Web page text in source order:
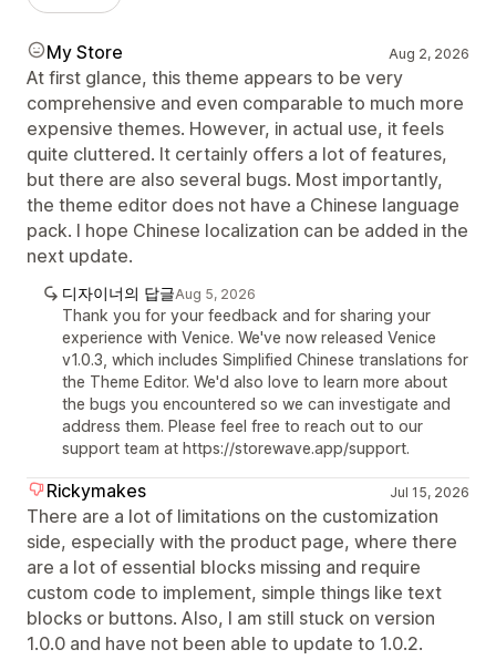
My Store Aug 2, 2026
At first glance, this theme appears to be very
comprehensive and even comparable to much more
expensive themes. However, in actual use, it feels
quite cluttered. It certainly offers a lot of features,
but there are also several bugs. Most importantly,
the theme editor does not have a Chinese language
pack. I hope Chinese localization can be added in the
next update.
디자이너의 답글Aug 5, 2026
Thank you for your feedback and for sharing your
experience with Venice. We've now released Venice
v1.0.3, which includes Simplified Chinese translations for
the Theme Editor. We'd also love to learn more about
the bugs you encountered so we can investigate and
address them. Please feel free to reach out to our
support team at https://storewave.app/support.
Rickymakes Jul 15, 2026
There are a lot of limitations on the customization
side, especially with the product page, where there
are a lot of essential blocks missing and require
custom code to implement, simple things like text
blocks or buttons. Also, I am still stuck on version
1.0.0 and have not been able to update to 1.0.2.